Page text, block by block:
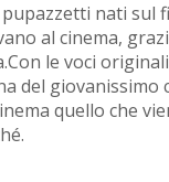
nati sul
al cinema,
le voci
del giovanissimo
quello che